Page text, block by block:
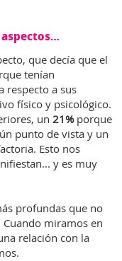
que decía que el
tenían
respecto a sus
físico y psicológico.
un21%porque
punto de vista y un
Esto nos
y es muy
profundas que no
miramos en
relación con la